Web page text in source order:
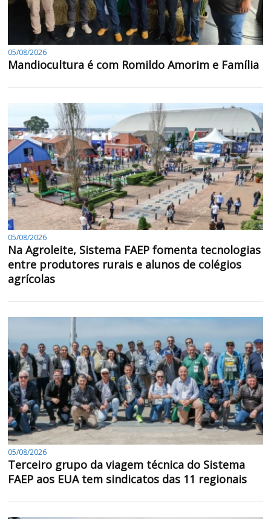
05/08/2026
Mandiocultura é com Romildo Amorim e Família
05/08/2026
Na Agroleite, Sistema FAEP fomenta tecnologias
entre produtores rurais e alunos de colégios
agrícolas
05/08/2026
Terceiro grupo da viagem técnica do Sistema
FAEP aos EUA tem sindicatos das 11 regionais